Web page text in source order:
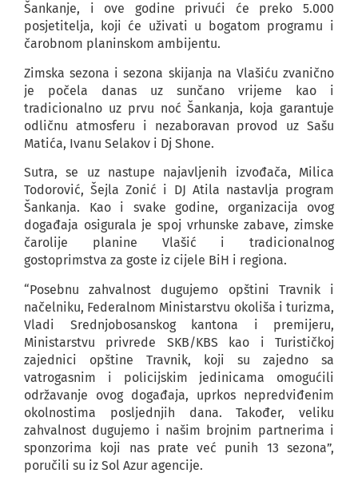
Šankanje, i ove godine privući će preko 5.000
posjetitelja, koji će uživati u bogatom programu i
čarobnom planinskom ambijentu.
Zimska sezona i sezona skijanja na Vlašiću zvanično
je počela danas uz sunčano vrijeme kao i
tradicionalno uz prvu noć Šankanja, koja garantuje
odličnu atmosferu i nezaboravan provod uz Sašu
Matića, Ivanu Selakov i Dj Shone.
Sutra, se uz nastupe najavljenih izvođača, Milica
Todorović, Šejla Zonić i DJ Atila nastavlja program
Šankanja. Kao i svake godine, organizacija ovog
događaja osigurala je spoj vrhunske zabave, zimske
čarolije planine Vlašić i tradicionalnog
gostoprimstva za goste iz cijele BiH i regiona.
“Posebnu zahvalnost dugujemo opštini Travnik i
načelniku, Federalnom Ministarstvu okoliša i turizma,
Vladi Srednjobosanskog kantona i premijeru,
Ministarstvu privrede SKB/KBS kao i Turističkoj
zajednici opštine Travnik, koji su zajedno sa
vatrogasnim i policijskim jedinicama omogućili
održavanje ovog događaja, uprkos nepredviđenim
okolnostima posljednjih dana. Također, veliku
zahvalnost dugujemo i našim brojnim partnerima i
sponzorima koji nas prate već punih 13 sezona”,
poručili su iz Sol Azur agencije.